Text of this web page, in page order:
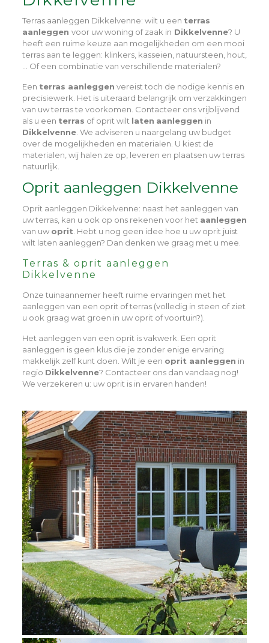
Terras aanleggen Dikkelvenne: wilt u een terras
aanleggen voor uw woning of zaak in Dikkelvenne? U
heeft een ruime keuze aan mogelijkheden om een mooi
terras aan te leggen: klinkers, kasseien, natuursteen, hout,
… Of een combinatie van verschillende materialen?
Een terras aanleggen vereist toch de nodige kennis en
precisiewerk. Het is uiteraard belangrijk om verzakkingen
van uw terras te voorkomen. Contacteer ons vrijblijvend
als u een terras of oprit wilt laten aanleggen in
Dikkelvenne. We adviseren u naargelang uw budget
over de mogelijkheden en materialen. U kiest de
materialen, wij halen ze op, leveren en plaatsen uw terras
natuurlijk.
Oprit aanleggen Dikkelvenne
Oprit aanleggen Dikkelvenne: naast het aanleggen van
uw terras, kan u ook op ons rekenen voor het aanleggen
van uw oprit . Hebt u nog geen idee hoe u uw oprit juist
wilt laten aanleggen? Dan denken we graag met u mee.
Terras & oprit aanleggen
Dikkelvenne
Onze tuinaannemer heeft ruime ervaringen met het
aanleggen van een oprit of terras (volledig in steen of ziet
u ook graag wat groen in uw oprit of voortuin?).
Het aanleggen van een oprit is vakwerk. Een oprit
aanleggen is geen klus die je zonder enige ervaring
makkelijk zelf kunt doen. Wilt je een oprit aanleggen in
regio Dikkelvenne? Contacteer ons dan vandaag nog!
We verzekeren u: uw oprit is in ervaren handen!